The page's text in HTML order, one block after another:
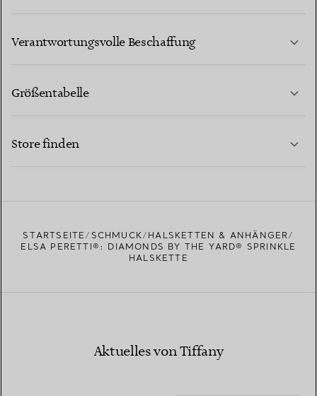
Verantwortungsvolle Beschaffung
Größentabelle
Store finden
STARTSEITE SCHMUCK
HALSKETTEN & ANHÄNGER
ELSA PERETTI®: DIAMONDS BY THE YARD® SPRINKLE
HALSKETTE
Aktuelles von Tiffany